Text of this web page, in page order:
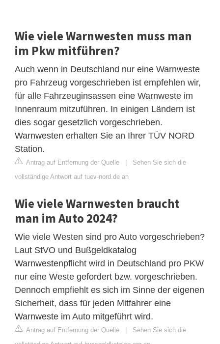
Wie viele Warnwesten muss man
im Pkw mitführen?
Auch wenn in Deutschland nur eine Warnweste
pro Fahrzeug vorgeschrieben ist empfehlen wir,
für alle Fahrzeuginsassen eine Warnweste im
Innenraum mitzuführen. In einigen Ländern ist
dies sogar gesetzlich vorgeschrieben.
Warnwesten erhalten Sie an Ihrer TÜV NORD
Station.
Antrag auf Entfernung der Quelle
Sehen Sie sich die
vollständige Antwort auf tuev-nord.de an
Wie viele Warnwesten braucht
man im Auto 2024?
Wie viele Westen sind pro Auto vorgeschrieben?
Laut StVO und Bußgeldkatalog
Warnwestenpflicht wird in Deutschland pro PKW
nur eine Weste gefordert bzw. vorgeschrieben.
Dennoch empfiehlt es sich im Sinne der eigenen
Sicherheit, dass für jeden Mitfahrer eine
Warnweste im Auto mitgeführt wird.
Antrag auf Entfernung der Quelle
Sehen Sie sich die